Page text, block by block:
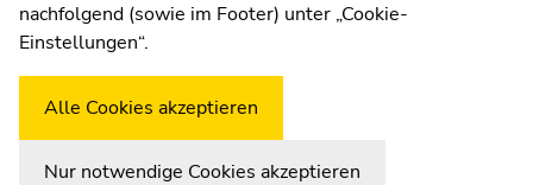
WetterstationUni Graz
nachfolgend (sowie im Footer) unter „Cookie-
Einstellungen“.
Alle Cookies akzeptieren
Nur notwendige Cookies akzeptieren